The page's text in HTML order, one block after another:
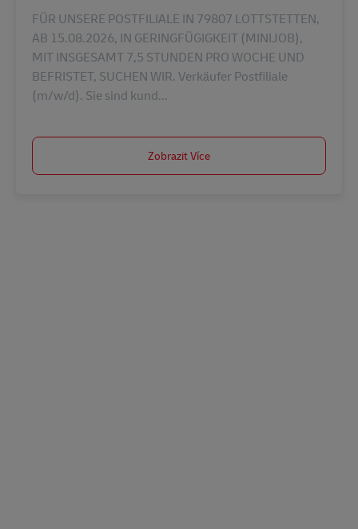
FÜR UNSERE POSTFILIALE IN 79807 LOTTSTETTEN,
AB 15.08.2026, IN GERINGFÜGIGKEIT (MINIJOB),
MIT INSGESAMT 7,5 STUNDEN PRO WOCHE UND
BEFRISTET, SUCHEN WIR. Verkäufer Postfiliale
(m/w/d). Sie sind kund...
Zobrazit Více